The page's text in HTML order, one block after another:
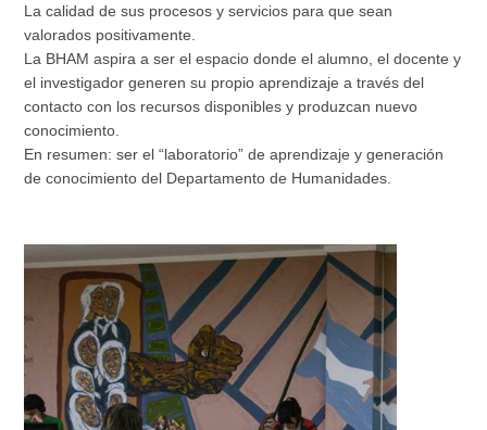
La calidad de sus procesos y servicios para que sean
valorados positivamente.
La BHAM aspira a ser el espacio donde el alumno, el docente y
el investigador generen su propio aprendizaje a través del
contacto con los recursos disponibles y produzcan nuevo
conocimiento.
En resumen: ser el “laboratorio” de aprendizaje y generación
de conocimiento del Departamento de Humanidades.